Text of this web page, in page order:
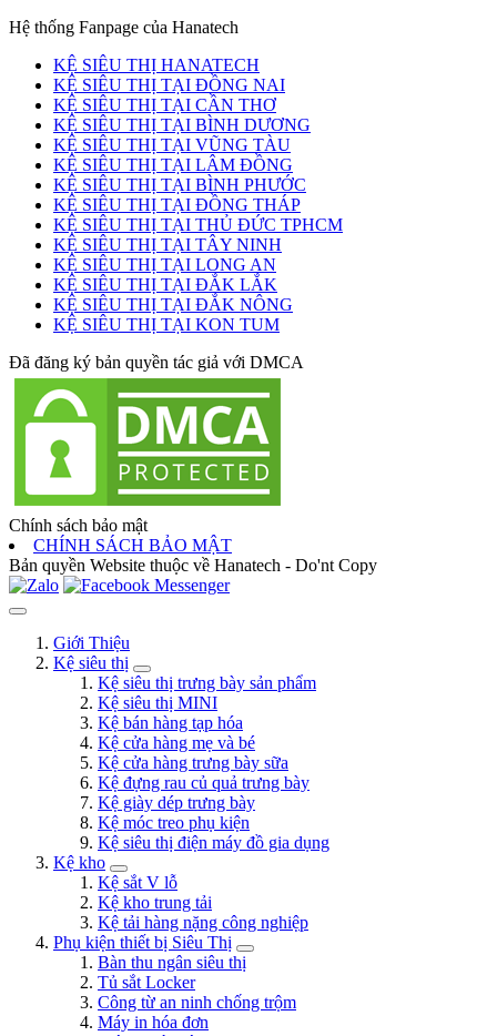
Hệ thống Fanpage của Hanatech
KỆ SIÊU THỊ HANATECH
KỆ SIÊU THỊ TẠI ĐỒNG NAI
KỆ SIÊU THỊ TẠI CẦN THƠ
KỆ SIÊU THỊ TẠI BÌNH DƯƠNG
KỆ SIÊU THỊ TẠI VŨNG TÀU
KỆ SIÊU THỊ TẠI LÂM ĐỒNG
KỆ SIÊU THỊ TẠI BÌNH PHƯỚC
KỆ SIÊU THỊ TẠI ĐỒNG THÁP
KỆ SIÊU THỊ TẠI THỦ ĐỨC TPHCM
KỆ SIÊU THỊ TẠI TÂY NINH
KỆ SIÊU THỊ TẠI LONG AN
KỆ SIÊU THỊ TẠI ĐẮK LẮK
KỆ SIÊU THỊ TẠI ĐẮK NÔNG
KỆ SIÊU THỊ TẠI KON TUM
Đã đăng ký bản quyền tác giả với DMCA
Chính sách bảo mật
CHÍNH SÁCH BẢO MẬT
Bản quyền Website thuộc về Hanatech - Do'nt Copy
Giới Thiệu
Kệ siêu thị
Kệ siêu thị trưng bày sản phẩm
Kệ siêu thị MINI
Kệ bán hàng tạp hóa
Kệ cửa hàng mẹ và bé
Kệ cửa hàng trưng bày sữa
Kệ đựng rau củ quả trưng bày
Kệ giày dép trưng bày
Kệ móc treo phụ kiện
Kệ siêu thị điện máy đồ gia dụng
Kệ kho
Kệ sắt V lỗ
Kệ kho trung tải
Kệ tải hàng nặng công nghiệp
Phụ kiện thiết bị Siêu Thị
Bàn thu ngân siêu thị
Tủ sắt Locker
Công từ an ninh chống trộm
Máy in hóa đơn